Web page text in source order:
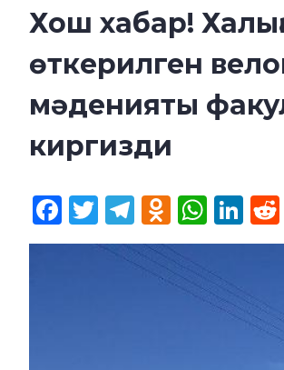
Хош хабар!
өткерилген
мәденияты
киргизди
Facebook
Twitter
Telegram